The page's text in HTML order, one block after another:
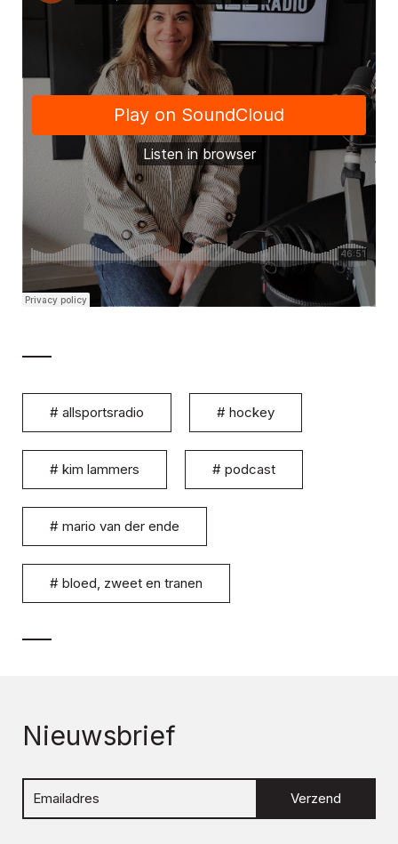
# allsportsradio # hockey
# kim lammers # podcast
# mario van der ende
# bloed, zweet en tranen
Nieuwsbrief
Verzend